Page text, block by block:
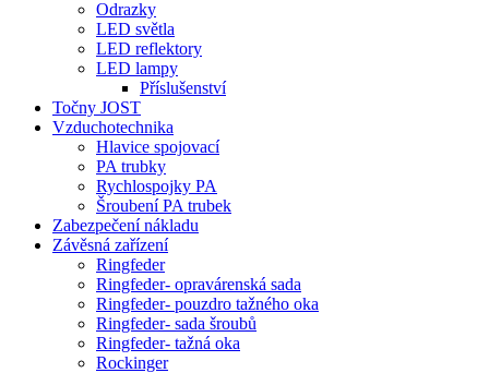
Odrazky
LED světla
LED reflektory
LED lampy
Příslušenství
Točny JOST
Vzduchotechnika
Hlavice spojovací
PA trubky
Rychlospojky PA
Šroubení PA trubek
Zabezpečení nákladu
Závěsná zařízení
Ringfeder
Ringfeder- opravárenská sada
Ringfeder- pouzdro tažného oka
Ringfeder- sada šroubů
Ringfeder- tažná oka
Rockinger